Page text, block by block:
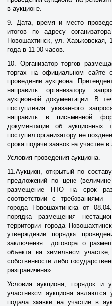
в аукционе.
9. Дата, время и место
итогов по адресу
Новошахтинск, ул.
года в 11-00 часов.
10. Организатор торгов
торгах на официальном сайте
проведении аукциона.
направить организатору
аукционной документации. В
поступления указанного
направить в письменной
документации об аукционных
поступил организатору не
срока подачи заявок на участие в
Условия проведения аукциона.
11.Аукцион, открытый по
предложений по цене
размещение НТО на срок
соответствии с
города Новошахтинска от
порядка размещения
территории города
утверждении порядка
заключения договора о
объекта на земельном
собственности либо
разграничена».
Условия аукциона, порядок и
участником аукциона
подача заявки на участие в